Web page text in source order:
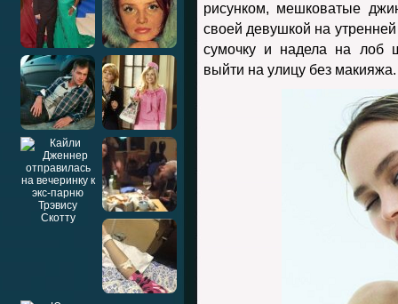
рисунком, мешковатые
своей девушкой на
сумочку и надела на лоб
выйти на улицу без макияжа.